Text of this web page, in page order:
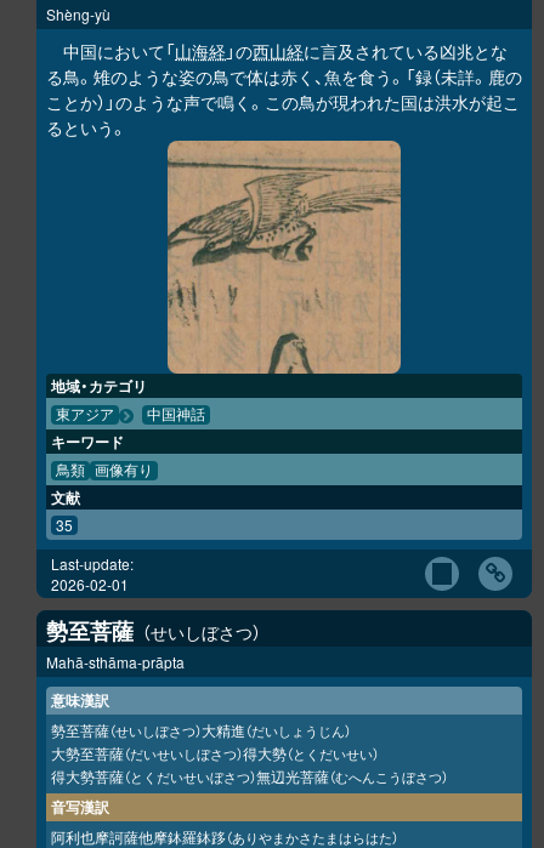
Shèng-yù
中国において「山海経 」の西山経に言及されている凶兆とな
る鳥。雉のような姿の鳥で体は赤く、魚を食う。「録（未詳。鹿の
ことか）」のような声で鳴く。この鳥が現われた国は洪水が起こ
るという。
地域・カテゴリ
東アジア 中国神話
キーワード
鳥類 画像有り
文献
35
Last-update:
2026-02-01
勢至菩薩 せいしぼさつ
Mahā-sthāma-prāpta
意味漢訳
勢至菩薩（せいしぼさつ）大精進（だいしょうじん）
大勢至菩薩（だいせいしぼさつ）得大勢（とくだいせい）
得大勢菩薩（とくだいせいぼさつ）無辺光菩薩（むへんこうぼさつ）
音写漢訳
阿利也摩訶薩他摩鉢羅鉢跢（ありやまかさたまはらはた）